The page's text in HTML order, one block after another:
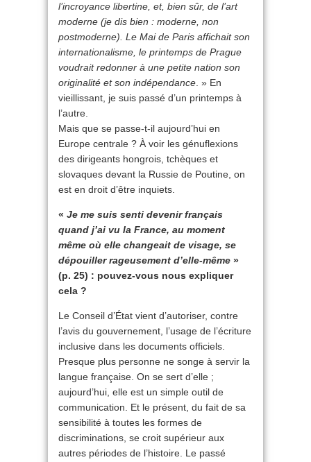
l’incroyance libertine, et, bien sûr, de l’art
moderne (je dis bien : moderne, non
postmoderne). Le Mai de Paris affichait son
internationalisme, le printemps de Prague
voudrait redonner à une petite nation son
originalité et son indépendance . » En
vieillissant, je suis passé d’un printemps à
l’autre.
Mais que se passe-t-il aujourd’hui en
Europe centrale ? À voir les génuflexions
des dirigeants hongrois, tchèques et
slovaques devant la Russie de Poutine, on
est en droit d’être inquiets.
« Je me suis senti devenir français
quand j’ai vu la France, au moment
même où elle changeait de visage, se
dépouiller rageusement d’elle-même »
(p. 25) : pouvez-vous nous expliquer
cela ?
Le Conseil d’État vient d’autoriser, contre
l’avis du gouvernement, l’usage de l’écriture
inclusive dans les documents officiels.
Presque plus personne ne songe à servir la
langue française. On se sert d’elle ;
aujourd’hui, elle est un simple outil de
communication. Et le présent, du fait de sa
sensibilité à toutes les formes de
discriminations, se croit supérieur aux
autres périodes de l’histoire. Le passé